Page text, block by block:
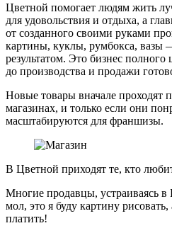
Цветной помогает людям жить
для удовольствия и отдыха, а
от созданного своими руками
картины, куклы, румбокса, вазы
результатом. Это бизнес полного
до производства и продажи
Новые товары вначале проходят
магазинах, и только если они
масштабируются для франшизы.
В Цветной приходят те, кто
Многие продавцы, устраиваясь в
мол, это я буду картину
платить!